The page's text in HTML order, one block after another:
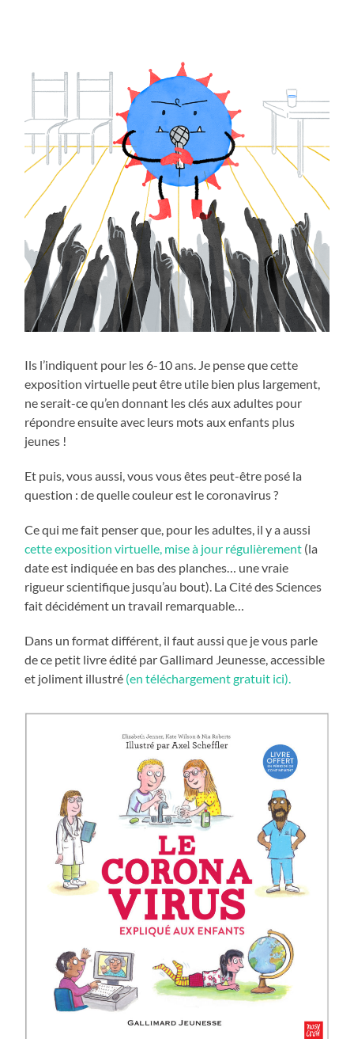
Ils l’indiquent pour les 6-10 ans. Je pense que cette
exposition virtuelle peut être utile bien plus largement,
ne serait-ce qu’en donnant les clés aux adultes pour
répondre ensuite avec leurs mots aux enfants plus
jeunes !
Et puis, vous aussi, vous vous êtes peut-être posé la
question : de quelle couleur est le coronavirus ?
Ce qui me fait penser que, pour les adultes, il y a aussi
cette exposition virtuelle, mise à jour régulièrement (la
date est indiquée en bas des planches… une vraie
rigueur scientifique jusqu’au bout). La Cité des Sciences
fait décidément un travail remarquable…
Dans un format différent, il faut aussi que je vous parle
de ce petit livre édité par Gallimard Jeunesse, accessible
et joliment illustré (en téléchargement gratuit ici).